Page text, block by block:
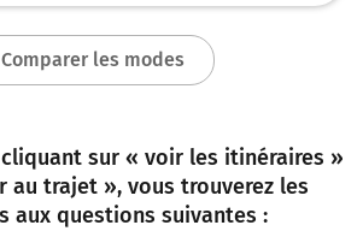
Comparer les modes
cliquant sur « voir les itinéraires »
au trajet », vous trouverez les
aux questions suivantes :